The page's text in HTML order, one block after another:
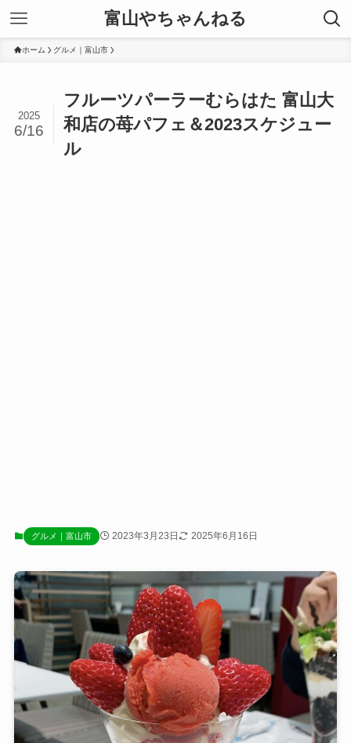
富山やちゃんねる
ホーム グルメ｜富山市
フルーツパーラーむらはた 富山大
和店の苺パフェ＆2023スケジュー
ル
2025
6/16
グルメ｜富山市 2023年3月23日 2025年6月16日